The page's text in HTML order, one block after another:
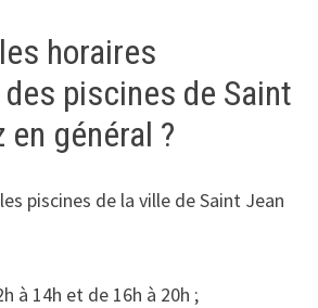
horaires
des piscines de Saint
en général ?
piscines de la ville de Saint Jean
à 14h et de 16h à 20h ;